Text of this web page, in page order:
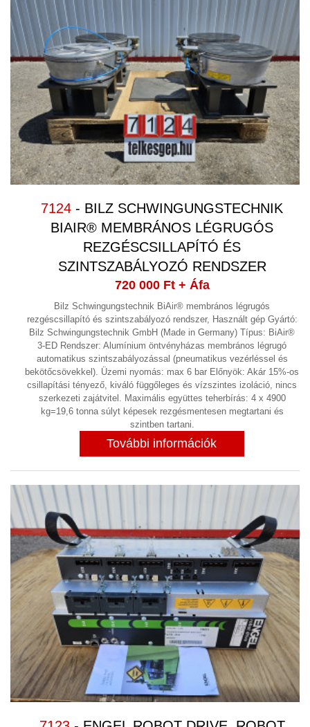
SZOFTVER
TARTÁLY, LÉGTARTÁLY VÁKUUM
TARTÁLY KONTÉNERKÚT (7)
TISZTÍTÁS (3)
TOLÓZÁR (3)
TRANSZFORMÁTOR,
EGYENIRÁNYÍTÓ, TÁPEGYSÉG,
FÁZISJAVÍTÓ (2)
ULTRAHANGOS TISZTITÓ
BERENDEZÉS
ULTRANGOS MÜANYAG HEGESZTŐ
VÁKUUMSZIVATTYÚ,VÁKUUMTECHNIKA
VEGYES (18)
VEGYIPAR (12)
VENTILÁTOROK (11)
VIBRÁCIÓS KOPTATÓ SORJÁZÓ (13)
VILLANYMOTOR GYÁRTÁS
VILLANYMOTOROK
KAPCSOLAT
NYITVA TARTÁS
7124 - BILZ SCHWINGUNGSTECHNIK
BIAIR® MEMBRÁNOS LÉGRUGÓS
REZGÉSCSILLAPÍTÓ ÉS
SZINTSZABÁLYOZÓ RENDSZER
720 000 Ft+ Áfa
Bilz Schwingungstechnik BiAir® membrános légrugós
rezgéscsillapító és szintszabályozó rendszer, Használt gép Gyártó:
Bilz Schwingungstechnik GmbH (Made in Germany) Típus: BiAir®
3-ED Rendszer: Alumínium öntvényházas membrános légrugó
automatikus szintszabályozással (pneumatikus vezérléssel és
bekötőcsövekkel). Üzemi nyomás: max 6 bar Előnyök: Akár 15%-os
csillapítási tényező, kiváló függőleges és vízszintes izoláció, nincs
szerkezeti zajátvitel. Maximális együttes teherbírás: 4 x 4900
kg=19,6 tonna súlyt képesek rezgésmentesen megtartani és
szintben tartani.
További információk